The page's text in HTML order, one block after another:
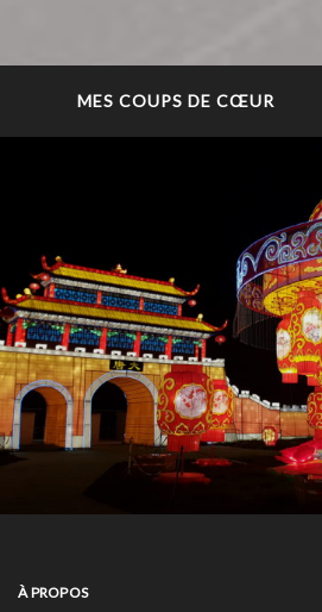
MES COUPS DE CŒUR
À PROPOS